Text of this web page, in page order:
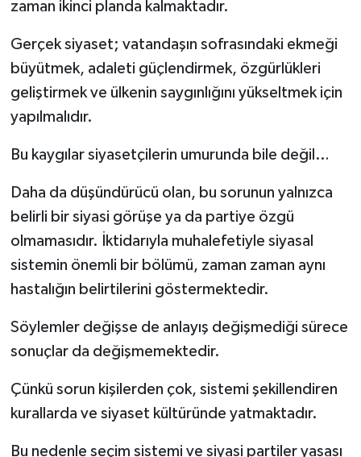
zaman ikinci planda kalmaktadır.
Gerçek siyaset; vatandaşın sofrasındaki ekmeği
büyütmek, adaleti güçlendirmek, özgürlükleri
geliştirmek ve ülkenin saygınlığını yükseltmek için
yapılmalıdır.
Bu kaygılar siyasetçilerin umurunda bile değil…
Daha da düşündürücü olan, bu sorunun yalnızca
belirli bir siyasi görüşe ya da partiye özgü
olmamasıdır. İktidarıyla muhalefetiyle siyasal
sistemin önemli bir bölümü, zaman zaman aynı
hastalığın belirtilerini göstermektedir.
Söylemler değişse de anlayış değişmediği sürece
sonuçlar da değişmemektedir.
Çünkü sorun kişilerden çok, sistemi şekillendiren
kurallarda ve siyaset kültüründe yatmaktadır.
Bu nedenle seçim sistemi ve siyasi partiler yasası